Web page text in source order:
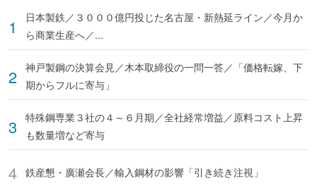
日本製鉄／３０００億円投じた名古屋・新熱延ライン／今月か
ら商業生産へ／...
神戸製鋼の決算会見／木本取締役の一問一答／「価格転嫁、下
期からフルに寄与」
特殊鋼専業３社の４～６月期／全社経常増益／原料コスト上昇
も数量増など寄与
鉄産懇・廣瀬会長／輸入鋼材の影響「引き続き注視」